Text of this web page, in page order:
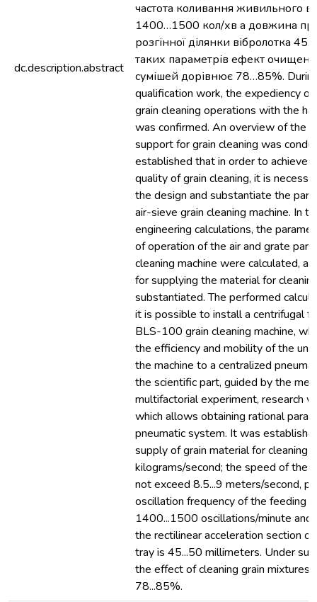
dc.description.abstract
частота коливання живильного
1400…1500 кол/хв а довжина
розгінної ділянки вібролотка
таких параметрів ефект
сумішей дорівнює 78…85%.
qualification work, the expediency of
grain cleaning operations with the
was confirmed. An overview of the
support for grain cleaning was
established that in order to achieve
quality of grain cleaning, it is
the design and substantiate the
air-sieve grain cleaning machine. In
engineering calculations, the
of operation of the air and grate
cleaning machine were calculated,
for supplying the material for
substantiated. The performed
it is possible to install a centrifugal
BLS-100 grain cleaning machine,
the efficiency and mobility of the
the machine to a centralized
the scientific part, guided by the
multifactorial experiment, research
which allows obtaining rational
pneumatic system. It was
supply of grain material for cleaning
kilograms/second; the speed of the
not exceed 8.5...9 meters/second,
oscillation frequency of the feeding
1400...1500 oscillations/minute and
the rectilinear acceleration section
tray is 45...50 millimeters. Under
the effect of cleaning grain mixtures
78...85%.